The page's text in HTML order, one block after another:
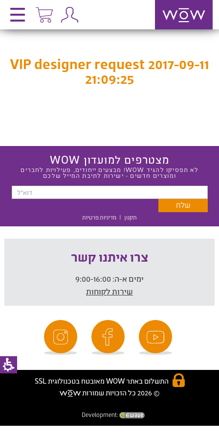
VIP designer request 2017-09-11
21:09:25
מצטרפים למועדון WOW
לא תפסיקו להגיד WOW! מבצעים ייחודים, פעילויות לחברים
ומוצרים חדשים - ישירות לתיבת המייל שלכם
תקנון | מדיניות פרטיות
צרו איתנו קשר
ימים א-ה:
שירות לקוחות
התשלום באתר WOW מאובטח בטכנולוגית SSL
© 2026 כל הזכויות שמורות
Development: